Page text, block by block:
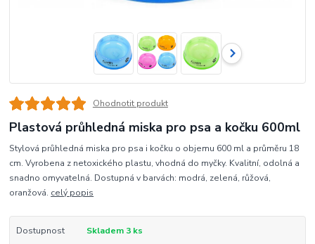
Ohodnotit produkt
Plastová průhledná miska pro psa a kočku 600ml
Stylová průhledná miska pro psa i kočku o objemu 600 ml a průměru 18
cm. Vyrobena z netoxického plastu, vhodná do myčky. Kvalitní, odolná a
snadno omyvatelná. Dostupná v barvách: modrá, zelená, růžová,
oranžová. celý popis
Dostupnost
Skladem 3 ks